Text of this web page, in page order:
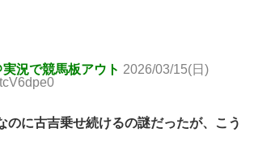
況で競馬板アウト 2026/03/15(日)
のに古吉乗せ続けるの謎だったが、こう